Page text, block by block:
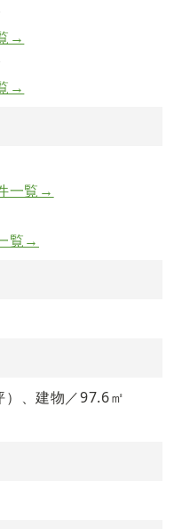
→
→
一覧→
覧→
、建物／97.6㎡